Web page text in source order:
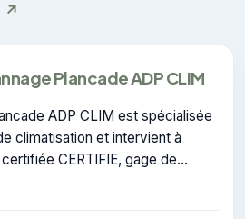
↗
Plancade ADP CLIM
ADP CLIM est spécialisée
climatisation et intervient à
CERTIFIE, gage de
réalisées.